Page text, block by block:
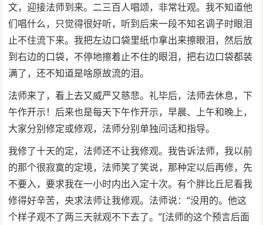
文，迎接法师到来。二三百人唱颂，非常壮观。我不知道他
们唱什么，只觉得很好听，听到后来一段不知名调子时眼泪
止不住流下来。我把左边口袋里纸巾拿出来擦眼泪，然后放
到右边的口袋，不停地擦着止不住的眼泪，把右边口袋都装
满了，还不知道是啥原故流的泪。
法师来了，看上去又威严又慈悲。礼毕后，法师去休息，下
午作开示！后来也是每天下午作开示，早晨、上午和晚上，
大家分别修定或修观，法师分别单独问话和指导。
我修了十天的定，法师还不让我修观。我告诉法师，我以前
的那个很寂寞的定境，法师笑了笑说，那种定以后再修，先
不要入，要求我在一小时内出入定十次。有个胖比丘尼看我
修得好辛苦，央求法师让我修观。法师说：“没用的。他这
个样子观不了两三天就观不下去了。”[法师的这个预言后面